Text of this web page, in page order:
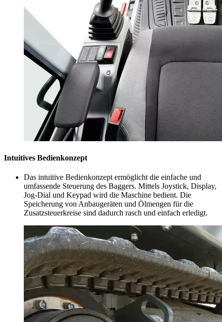
Intuitives Bedienkonzept
Das intuitive Bedienkonzept ermöglicht die einfache und
umfassende Steuerung des Baggers. Mittels Joystick, Display,
Jog-Dial und Keypad wird die Maschine bedient. Die
Speicherung von Anbaugeräten und Ölmengen für die
Zusatzsteuerkreise sind dadurch rasch und einfach erledigt.